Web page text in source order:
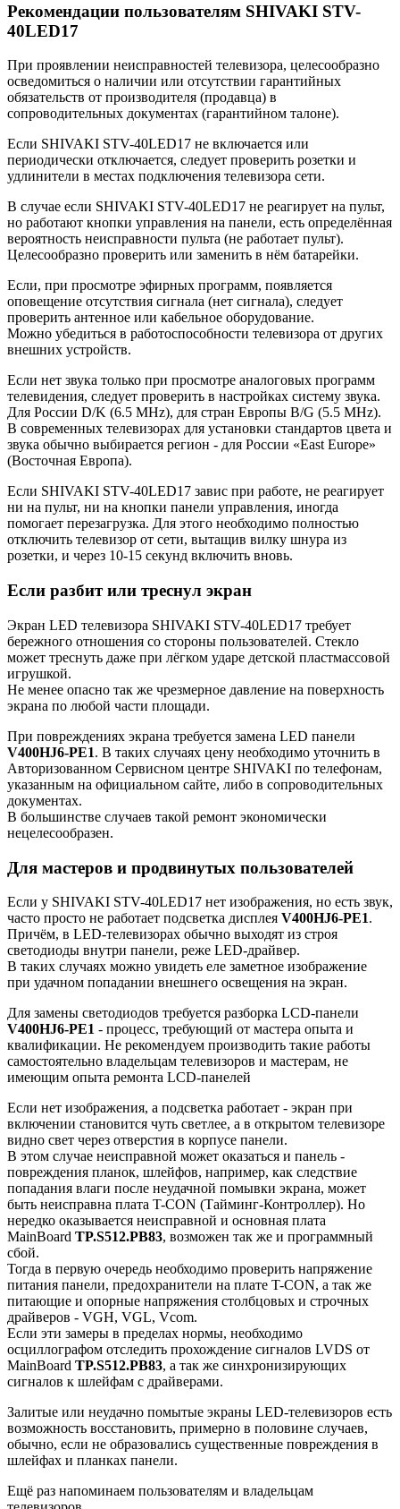
Рекомендации пользователям SHIVAKI STV-
40LED17
При проявлении неисправностей телевизора, целесообразно
осведомиться о наличии или отсутствии гарантийных
обязательств от производителя (продавца) в
сопроводительных документах (гарантийном талоне).
Если SHIVAKI STV-40LED17 не включается или
периодически отключается, следует проверить розетки и
удлинители в местах подключения телевизора сети.
В случае если SHIVAKI STV-40LED17 не реагирует на пульт,
но работают кнопки управления на панели, есть определённая
вероятность неисправности пульта (не работает пульт).
Целесообразно проверить или заменить в нём батарейки.
Если, при просмотре эфирных программ, появляется
оповещение отсутствия сигнала (нет сигнала), следует
проверить антенное или кабельное оборудование.
Можно убедиться в работоспособности телевизора от других
внешних устройств.
Если нет звука только при просмотре аналоговых программ
телевидения, следует проверить в настройках систему звука.
Для России D/K (6.5 MHz), для стран Европы B/G (5.5 MHz).
В современных телевизорах для установки стандартов цвета и
звука обычно выбирается регион - для России «East Europe»
(Восточная Европа).
Если SHIVAKI STV-40LED17 завис при работе, не реагирует
ни на пульт, ни на кнопки панели управления, иногда
помогает перезагрузка. Для этого необходимо полностью
отключить телевизор от сети, вытащив вилку шнура из
розетки, и через 10-15 секунд включить вновь.
Если разбит или треснул экран
Экран LED телевизора SHIVAKI STV-40LED17 требует
бережного отношения со стороны пользователей. Стекло
может треснуть даже при лёгком ударе детской пластмассовой
игрушкой.
Не менее опасно так же чрезмерное давление на поверхность
экрана по любой части площади.
При повреждениях экрана требуется замена LED панели
V400HJ6-PE1. В таких случаях цену необходимо уточнить в
Авторизованном Сервисном центре SHIVAKI по телефонам,
указанным на официальном сайте, либо в сопроводительных
документах.
В большинстве случаев такой ремонт экономически
нецелесообразен.
Для мастеров и продвинутых пользователей
Если у SHIVAKI STV-40LED17 нет изображения, но есть звук,
часто просто не работает подсветка дисплея V400HJ6-PE1.
Причём, в LED-телевизорах обычно выходят из строя
светодиоды внутри панели, реже LED-драйвер.
В таких случаях можно увидеть еле заметное изображение
при удачном попадании внешнего освещения на экран.
Для замены светодиодов требуется разборка LCD-панели
V400HJ6-PE1 - процесс, требующий от мастера опыта и
квалификации. Не рекомендуем производить такие работы
самостоятельно владельцам телевизоров и мастерам, не
имеющим опыта ремонта LCD-панелей
Если нет изображения, а подсветка работает - экран при
включении становится чуть светлее, а в открытом телевизоре
видно свет через отверстия в корпусе панели.
В этом случае неисправной может оказаться и панель -
повреждения планок, шлейфов, например, как следствие
попадания влаги после неудачной помывки экрана, может
быть неисправна плата T-CON (Тайминг-Контроллер). Но
нередко оказывается неисправной и основная плата
MainBoard TP.S512.PB83, возможен так же и программный
сбой.
Тогда в первую очередь необходимо проверить напряжение
питания панели, предохранители на плате T-CON, а так же
питающие и опорные напряжения столбцовых и строчных
драйверов - VGH, VGL, Vcom.
Если эти замеры в пределах нормы, необходимо
осциллографом отследить прохождение сигналов LVDS от
MainBoard TP.S512.PB83, а так же синхронизирующих
сигналов к шлейфам с драйверами.
Залитые или неудачно помытые экраны LED-телевизоров есть
возможность восстановить, примерно в половине случаев,
обычно, если не образовались существенные повреждения в
шлейфах и планках панели.
Ещё раз напоминаем пользователям и владельцам